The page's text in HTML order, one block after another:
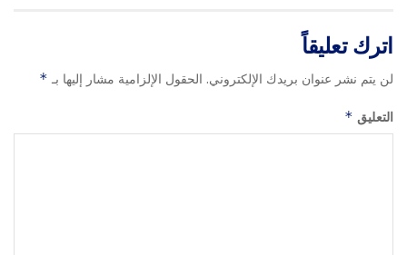
اترك تعليقاً
لن يتم نشر عنوان بريدك الإلكتروني. الحقول الإلزامية مشار إليها بـ *
التعليق *